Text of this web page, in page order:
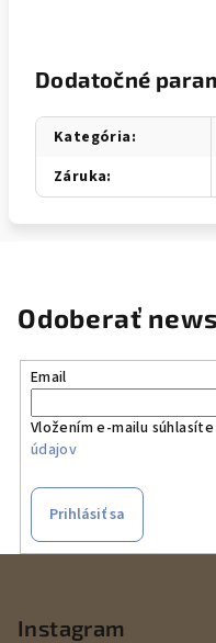
Dodatočné
Kategória:
Záruka:
Odoberať
Email
Vložením e-mailu
údajov
Prihlásiť sa
Instagram